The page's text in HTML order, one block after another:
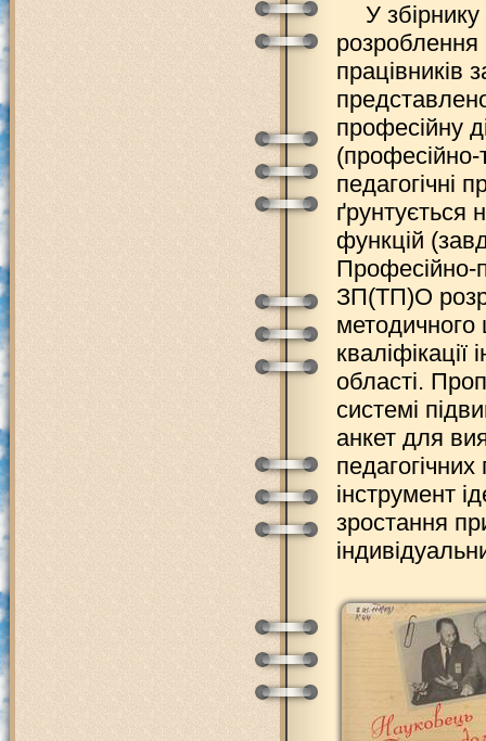
У
розроблення
працівників
професійну
(професійно-
педагогічні
ґрунтується
функцій
Професійно-
ЗП(ТП)О
методичного
області.
системі
анкет для
педагогічних
інструмент
зростання